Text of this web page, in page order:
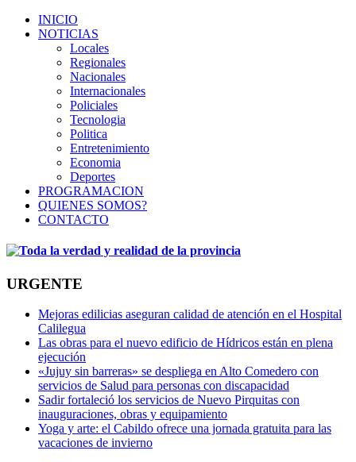
INICIO
NOTICIAS
Locales
Regionales
Nacionales
Internacionales
Policiales
Tecnologia
Politica
Entretenimiento
Economia
Deportes
PROGRAMACION
QUIENES SOMOS?
CONTACTO
URGENTE
Mejoras edilicias aseguran calidad de atención en el Hospital
Calilegua
Las obras para el nuevo edificio de Hídricos están en plena
ejecución
«Jujuy sin barreras» se despliega en Alto Comedero con
servicios de Salud para personas con discapacidad
Sadir fortaleció los servicios de Nuevo Pirquitas con
inauguraciones, obras y equipamiento
Yoga y arte: el Cabildo ofrece una jornada gratuita para las
vacaciones de invierno